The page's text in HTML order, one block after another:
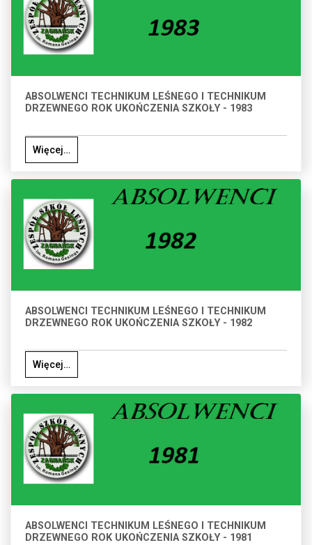
ABSOLWENCI TECHNIKUM LEŚNEGO I TECHNIKUM
DRZEWNEGO ROK UKOŃCZENIA SZKOŁY - 1983
Więcej…
ABSOLWENCI TECHNIKUM LEŚNEGO I TECHNIKUM
DRZEWNEGO ROK UKOŃCZENIA SZKOŁY - 1982
Więcej…
ABSOLWENCI TECHNIKUM LEŚNEGO I TECHNIKUM
DRZEWNEGO ROK UKOŃCZENIA SZKOŁY - 1981